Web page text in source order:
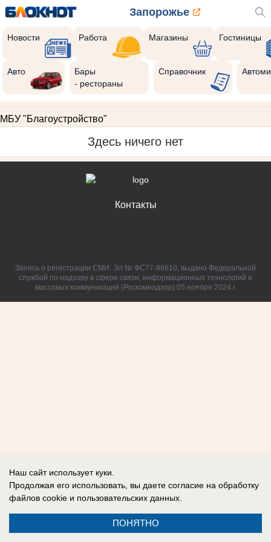
Запорожье
Новости Работа Магазины Гостиницы
Авто
Бары
- рестораны
Справочник
МБУ "Благоустройство"
Здесь ничего нет
Контакты
Запись о регистрации СМИ: Эл № ФС77-88610, выдано Федеральной
службой по надзору в сфере связи, информационных технологий и
массовых коммуникаций (Роскомнадзор) 05 ноября 2024 г.
Наш сайт использует куки.
Продолжая его использовать, вы даете согласие на обработку
файлов cookie и пользовательских данных.
ПОНЯТНО